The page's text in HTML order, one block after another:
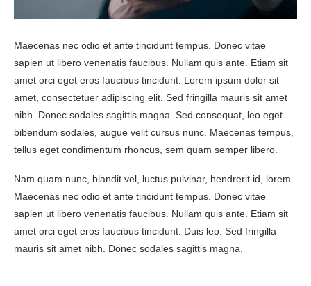
Maecenas nec odio et ante tincidunt tempus. Donec vitae
sapien ut libero venenatis faucibus. Nullam quis ante. Etiam sit
amet orci eget eros faucibus tincidunt. Lorem ipsum dolor sit
amet, consectetuer adipiscing elit. Sed fringilla mauris sit amet
nibh. Donec sodales sagittis magna. Sed consequat, leo eget
bibendum sodales, augue velit cursus nunc. Maecenas tempus,
tellus eget condimentum rhoncus, sem quam semper libero.
Nam quam nunc, blandit vel, luctus pulvinar, hendrerit id, lorem.
Maecenas nec odio et ante tincidunt tempus. Donec vitae
sapien ut libero venenatis faucibus. Nullam quis ante. Etiam sit
amet orci eget eros faucibus tincidunt. Duis leo. Sed fringilla
mauris sit amet nibh. Donec sodales sagittis magna.